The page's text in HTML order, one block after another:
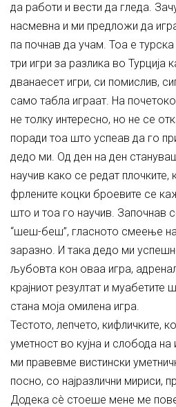
да работи и вести да гледа.
насмевна и ми предложи да
па почнав да учам. Тоа е турска
три игри за разлика во Турција
дванаесет игри, си помислив,
само табла играат. На
не толку интересно, но не се
поради тоа што успеав да го
дедо ми. Од ден на ден
научив како се редат плочките,
фрлените коцки броевите се
што и тоа го научив. Започнав
“шеш-беш”, гласното смеење
заразно. И така дедо ми
љубовта кон оваа игра,
крајниот резултат и муабетите
стана моја омилена игра.
Тестото, лепчето, кифличките,
уметност во кујна и слобода
ми правевме вистински
посно, со најразлични мириси,
Додека сè стоеше мене ме